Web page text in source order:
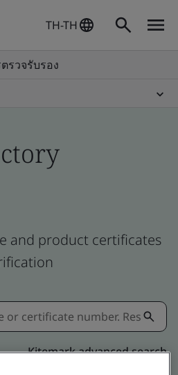
TH-TH
รวจรับรอง
and product certificates
Kitemark advanced search